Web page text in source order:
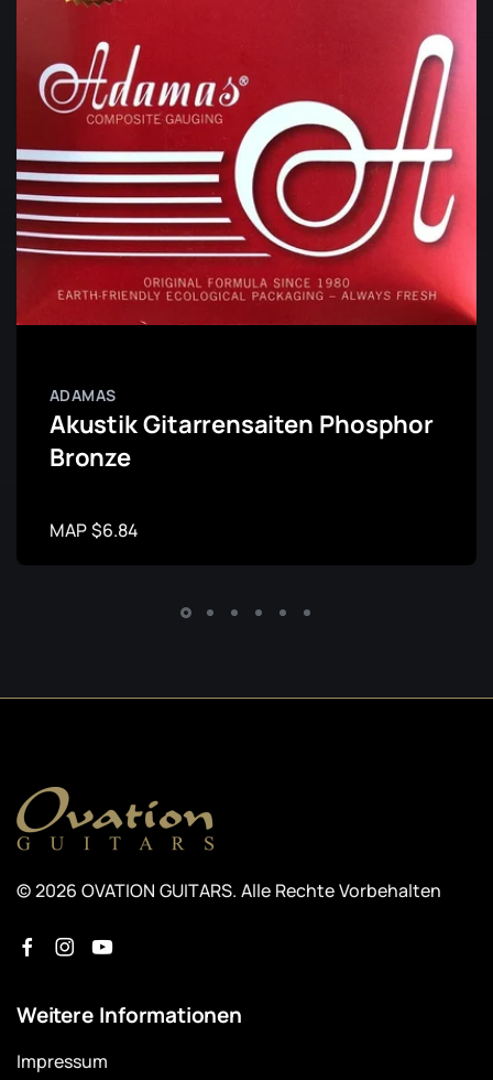
ADAMAS
Akustik Gitarrensaiten Phosphor
Bronze
MAP $6.84
© 2026 OVATION GUITARS. Alle Rechte Vorbehalten
Weitere Informationen
Impressum